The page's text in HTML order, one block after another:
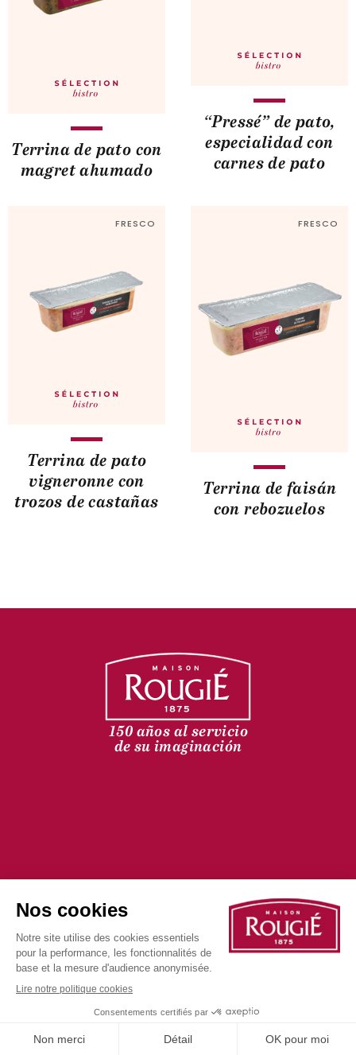
Terrina de pato con
magret ahumado
“Pressé” de pato,
especialidad con
carnes de pato
FRESCO
Terrina de pato
vigneronne con
trozos de castañas
FRESCO
Terrina de faisán
con rebozuelos
150 años al servicio
de su imaginación
reservados
privacidad